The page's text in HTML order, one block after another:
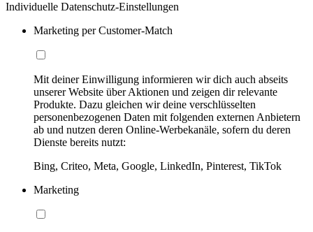
Individuelle Datenschutz-Einstellungen
Marketing per Customer-Match
Mit deiner Einwilligung informieren wir dich auch abseits
unserer Website über Aktionen und zeigen dir relevante
Produkte. Dazu gleichen wir deine verschlüsselten
personenbezogenen Daten mit folgenden externen Anbietern
ab und nutzen deren Online-Werbekanäle, sofern du deren
Dienste bereits nutzt:
Bing, Criteo, Meta, Google, LinkedIn, Pinterest, TikTok
Marketing